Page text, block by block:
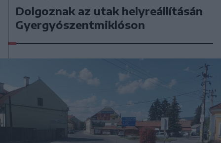
Dolgoznak az utak helyreállításán
Gyergyószentmiklóson